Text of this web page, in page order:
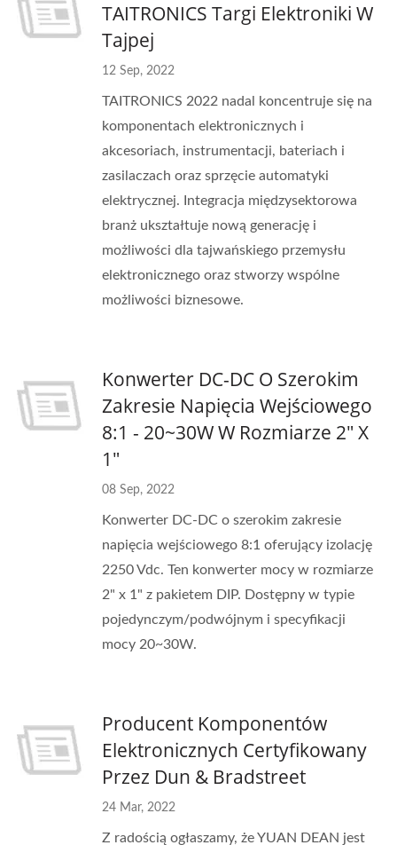
TAITRONICS Targi Elektroniki W
Tajpej
12 Sep, 2022
TAITRONICS 2022 nadal koncentruje się na
komponentach elektronicznych i
akcesoriach, instrumentacji, bateriach i
zasilaczach oraz sprzęcie automatyki
elektrycznej. Integracja międzysektorowa
branż ukształtuje nową generację i
możliwości dla tajwańskiego przemysłu
elektronicznego oraz stworzy wspólne
możliwości biznesowe.
Konwerter DC-DC O Szerokim
Zakresie Napięcia Wejściowego
8:1 - 20~30W W Rozmiarze 2" X
1"
08 Sep, 2022
Konwerter DC-DC o szerokim zakresie
napięcia wejściowego 8:1 oferujący izolację
2250 Vdc. Ten konwerter mocy w rozmiarze
2" x 1" z pakietem DIP. Dostępny w typie
pojedynczym/podwójnym i specyfikacji
mocy 20~30W.
Producent Komponentów
Elektronicznych Certyfikowany
Przez Dun & Bradstreet
24 Mar, 2022
Z radością ogłaszamy, że YUAN DEAN jest